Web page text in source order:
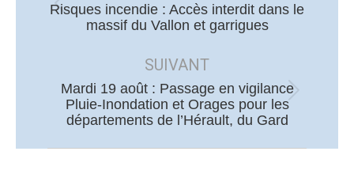
Article
précédent
:
Risques incendie : Accès interdit dans le
massif du Vallon et garrigues
SUIVANT
Article
suivant
:
Mardi 19 août : Passage en vigilance
Pluie-Inondation et Orages pour les
départements de l’Hérault, du Gard